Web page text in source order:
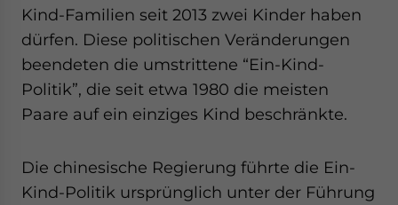
Kind-Familien seit 2013 zwei Kinder haben
dürfen. Diese politischen Veränderungen
beendeten die umstrittene “Ein-Kind-
Politik”, die seit etwa 1980 die meisten
Paare auf ein einziges Kind beschränkte.
Die chinesische Regierung führte die Ein-
Kind-Politik ursprünglich unter der Führung